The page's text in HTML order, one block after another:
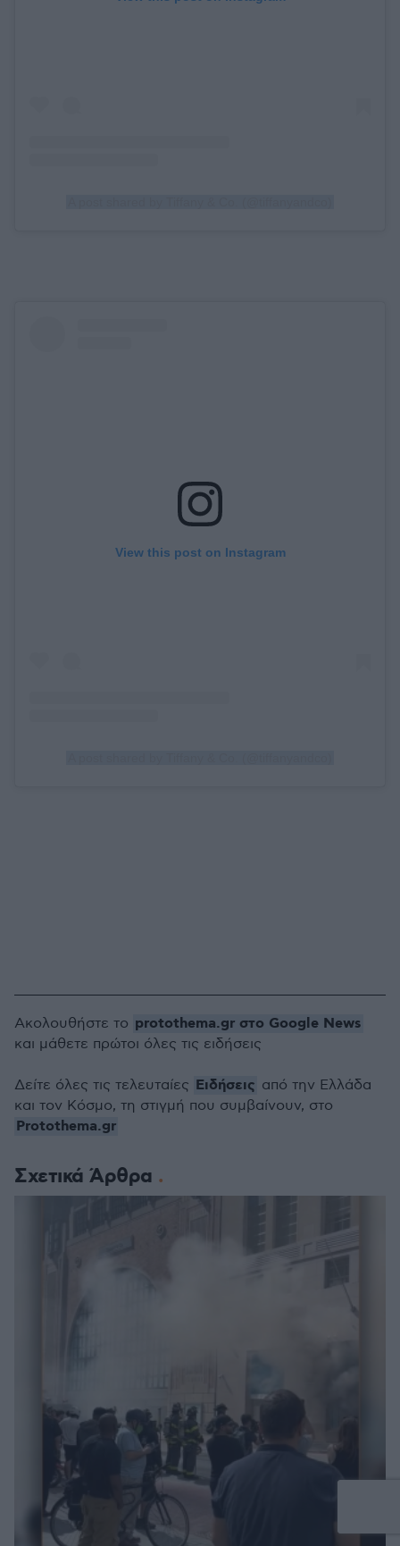
View this post on Instagram
Σχετικά Άρθρα
Ακολουθήστε το protothema.gr στο Google News
και μάθετε πρώτοι όλες τις ειδήσεις
Δείτε όλες τις τελευταίες Ειδήσεις από την Ελλάδα
και τον Κόσμο, τη στιγμή που συμβαίνουν, στο
Protothema.gr